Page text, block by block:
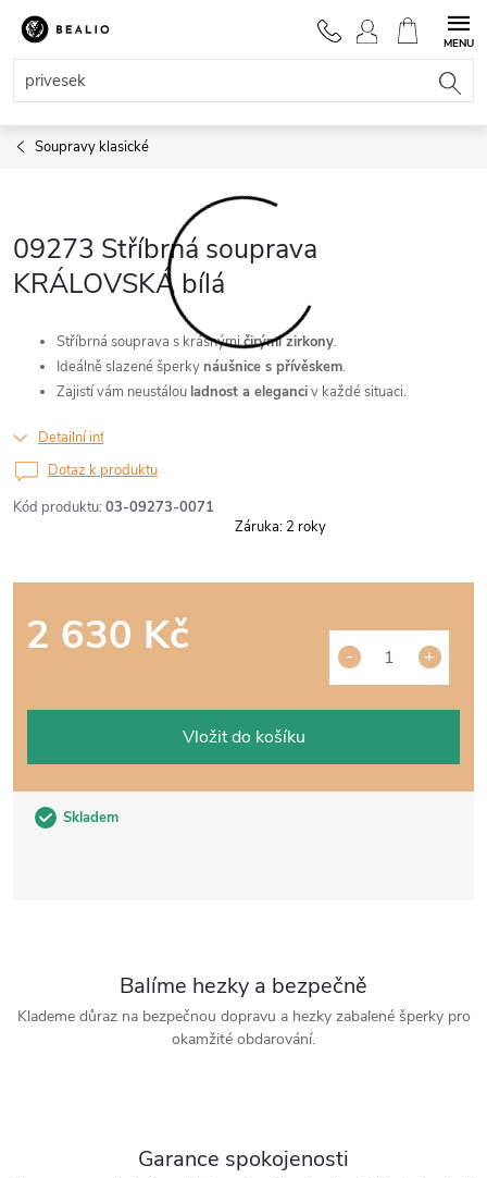
Přejít
obsah
NÁKUPNÍ
KOŠÍK
Soupravy klasické
09273 Stříbrná souprava
KRÁLOVSKÁ bílá
Kód produktu: 03-09273-0071
Stříbrná souprava s krásnýmičirými zirkony.
Ideálně slazené šperkynáušnice s přívěskem.
Zajistí vám neustálouladnost a eleganciv každé situaci.
Detailní informace
Skladem
2 630 Kč
Vložit do košíku
Dotaz k produktu
Záruka: 2 roky
Balíme hezky a bezpečně
Klademe důraz na bezpečnou dopravu a hezky zabalené šperky pro
okamžité obdarování.
Garance spokojenosti